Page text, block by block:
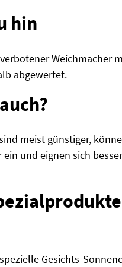
hin
Weichmacher
abgewertet.
meist günstiger,
und eignen sich
Gesichts-